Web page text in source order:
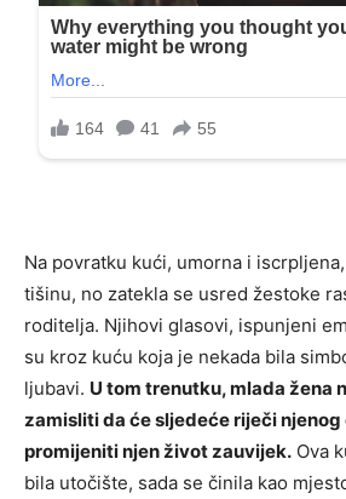
Na povratku kući, umorna i
tišinu, no zatekla se usred žestoke
roditelja. Njihovi glasovi, ispunjeni
su kroz kuću koja je nekada bila
ljubavi. U tom trenutku, mlada žena
zamisliti da će sljedeće riječi njenog
promijeniti njen život zauvijek. Ova
bila utočište, sada se činila kao